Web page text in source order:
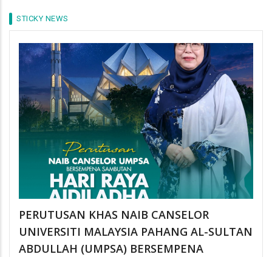
STICKY NEWS
PERUTUSAN KHAS NAIB CANSELOR
UNIVERSITI MALAYSIA PAHANG AL-SULTAN
ABDULLAH (UMPSA) BERSEMPENA